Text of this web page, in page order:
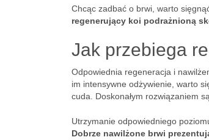
Chcąc zadbać o brwi, warto
regenerujący koi podrażnioną
Jak przebiega
Odpowiednia regeneracja i
im intensywne odżywienie, warto
cuda. Doskonałym rozwiązaniem
Utrzymanie odpowiedniego
Dobrze nawilżone brwi